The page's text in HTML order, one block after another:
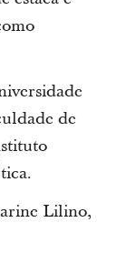
de
Lilino,